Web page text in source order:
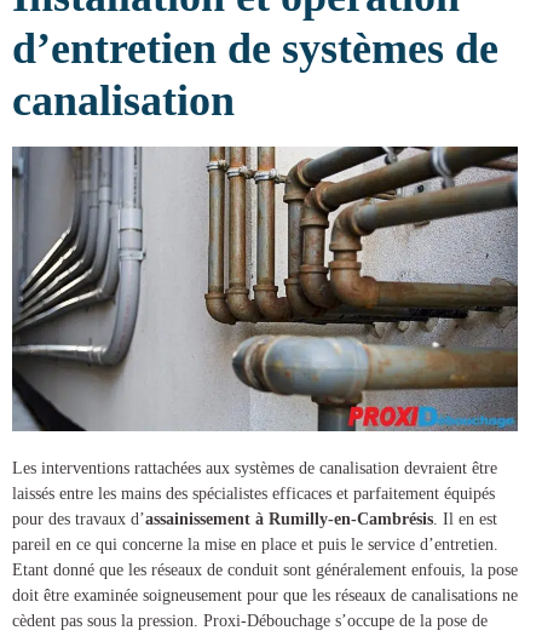
d’entretien de systèmes de
canalisation
Les interventions rattachées aux systèmes de canalisation devraient être
laissés entre les mains des spécialistes efficaces et parfaitement équipés
pour des travaux d’assainissement à Rumilly-en-Cambrésis. Il en est
pareil en ce qui concerne la mise en place et puis le service d’entretien.
Etant donné que les réseaux de conduit sont généralement enfouis, la pose
doit être examinée soigneusement pour que les réseaux de canalisations ne
cèdent pas sous la pression. Proxi-Débouchage s’occupe de la pose de